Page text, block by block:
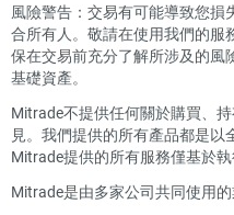
風險警告：交易有可能導致您損
合所有人。敬請在使用我們的服
保在交易前充分了解所涉及的風
基礎資產。
Mitrade不提供任何關於購買、
見。我們提供的所有產品都是以
Mitrade提供的所有服務僅基於執
Mitrade是由多家公司共同使用